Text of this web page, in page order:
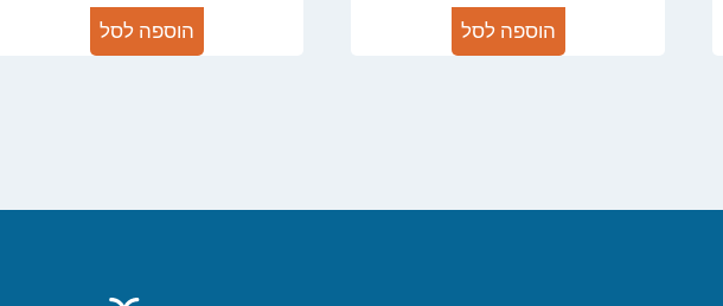
הוספה לסל הוספה לסל